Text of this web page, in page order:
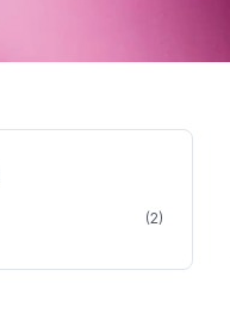
(2)product